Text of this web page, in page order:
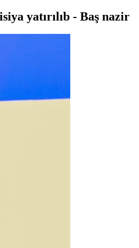
yatırılıb - Baş nazir